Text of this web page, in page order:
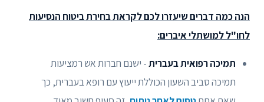
הנה כמה דברים שיעזרו לכם לקראת בחירת ביטוח הנסיעות
לחו"ל למושתלי איברים:
תמיכה רפואית בעברית- ישנם חברות אש רמציעות
תמיכה סביב השעון הכוללת ייעוץ עם רופא בעברית, כך